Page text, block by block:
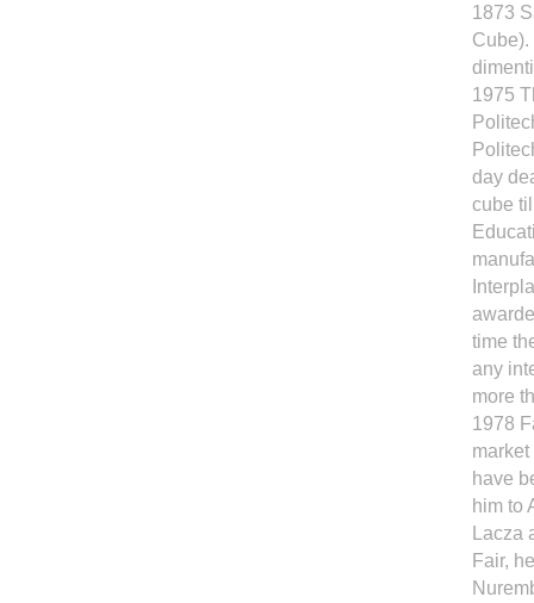
1873
1975
day
cube
time
any
more
1978
have
him to
Lacza
Fair,